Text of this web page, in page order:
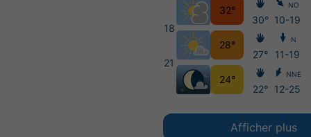
18
21
32°
28°
24°
30°
27°
22°
NO
10-19
N
11-19
NNE
12-25
Afficher plus